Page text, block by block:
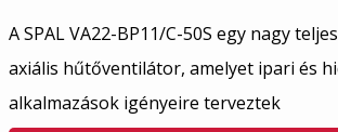
A SPAL VA22-BP11/C-50S egy nagy
axiális hűtőventilátor, amelyet ipari és
alkalmazások igényeire terveztek